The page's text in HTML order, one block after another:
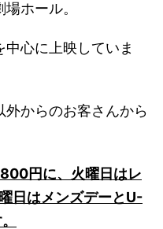
ホール。
心に上映していま
外からのお客さんから
円に、 火曜日はレ
日はメンズデーとU-